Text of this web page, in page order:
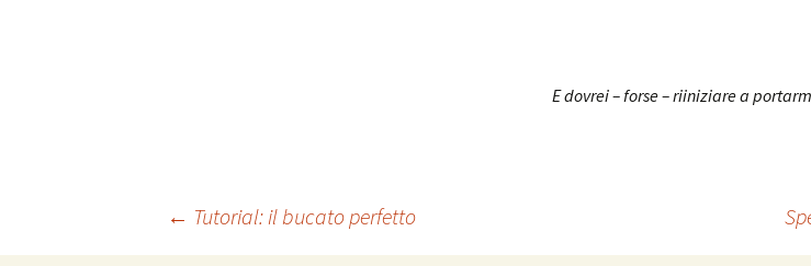
E dovrei – forse – riiniziare a
Navigazione
← Tutorial: il bucato perfetto